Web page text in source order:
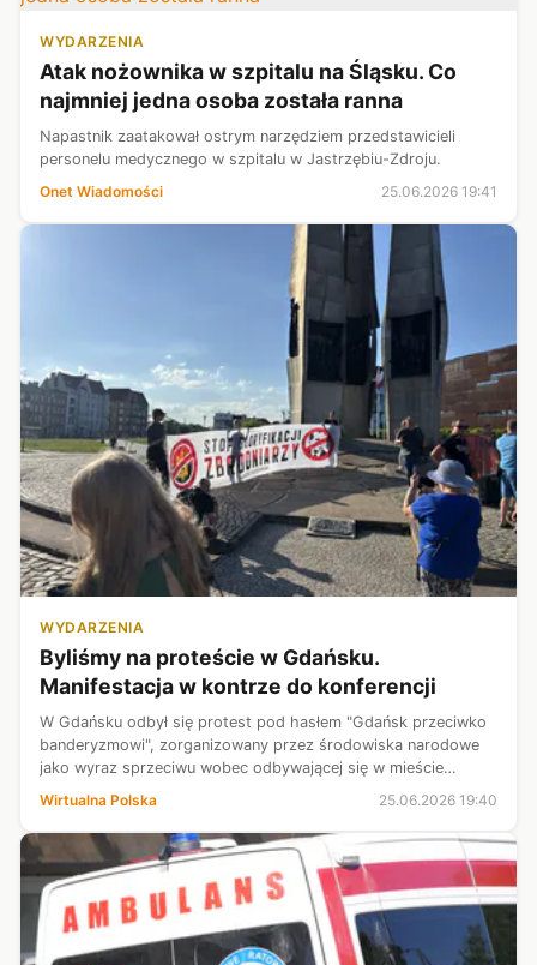
WYDARZENIA
Atak nożownika w szpitalu na Śląsku. Co
najmniej jedna osoba została ranna
Napastnik zaatakował ostrym narzędziem przedstawicieli
personelu medycznego w szpitalu w Jastrzębiu-Zdroju.
Onet Wiadomości
25.06.2026 19:41
WYDARZENIA
Byliśmy na proteście w Gdańsku.
Manifestacja w kontrze do konferencji
W Gdańsku odbył się protest pod hasłem "Gdańsk przeciwko
banderyzmowi", zorganizowany przez środowiska narodowe
jako wyraz sprzeciwu wobec odbywającej się w mieście
Konferencji na rzecz Odbudowy Ukrainy.
Wirtualna Polska 25.06.2026 19:40